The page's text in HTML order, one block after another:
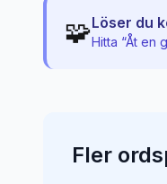
🧩Löser du
Hitta “Åt en
Fler